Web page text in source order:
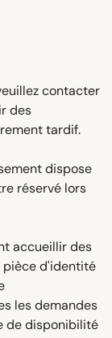
contacter
des
tardif.
dispose
réservé lors
accueillir des
pièce d'identité
les demandes
de disponibilité